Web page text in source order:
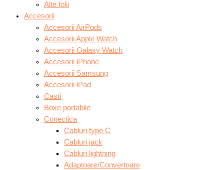
Alte folii
Accesorii
Accesorii AirPods
Accesorii Apple Watch
Accesorii Galaxy Watch
Accesorii iPhone
Accesorii Samsung
Accesorii iPad
Casti
Boxe portabile
Conectica
Cabluri type C
Cabluri jack
Cabluri lightning
Adaptoare/Convertoare